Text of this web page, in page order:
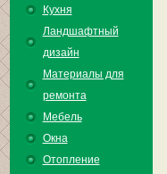
Кухня
Ландшафтный
дизайн
Материалы для
ремонта
Мебель
Окна
Отопление